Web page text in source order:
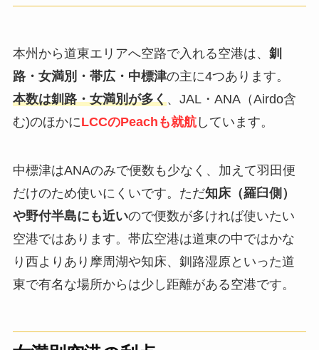
本州から道東エリアへ空路で入れる空港は、 釧
路・女満別・帯広・中標津の主に4つあります。
本数は釧路・女満別が多く、JAL・ANA（Airdo含
む)のほかにLCCのPeachも就航しています。
中標津はANAのみで便数も少なく、加えて羽田便
だけのため使いにくいです。ただ知床（羅臼側）
や野付半島にも近いので便数が多ければ使いたい
空港ではあります。帯広空港は道東の中ではかな
り西よりあり摩周湖や知床、釧路湿原といった道
東で有名な場所からは少し距離がある空港です。